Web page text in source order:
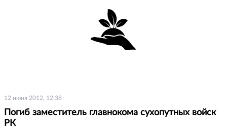
12 июня 2012, 12:38
Погиб заместитель главнокома cухопутных войск
РК